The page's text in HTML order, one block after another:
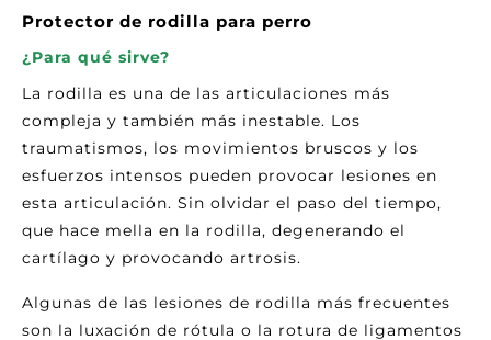
Protector de rodilla para perro
¿Para qué sirve?
La rodilla es una de las articulaciones más
compleja y también más inestable. Los
traumatismos, los movimientos bruscos y los
esfuerzos intensos pueden provocar lesiones en
esta articulación. Sin olvidar el paso del tiempo,
que hace mella en la rodilla, degenerando el
cartílago y provocando artrosis.
Algunas de las lesiones de rodilla más frecuentes
son la luxación de rótula o la rotura de ligamentos